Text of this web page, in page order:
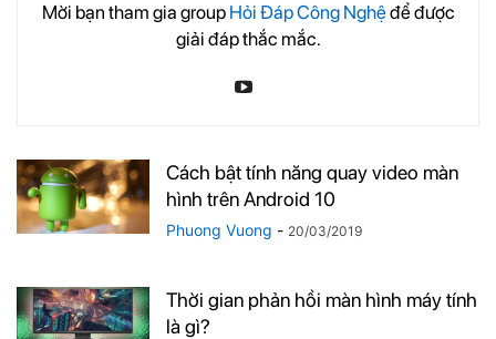
Mời bạn tham gia group Hỏi Đáp Công Nghệđể được
giải đáp thắc mắc.
Cách bật tính năng quay video màn
hình trên Android 10
Phuong Vuong - 20/03/2019
Thời gian phản hồi màn hình máy tính
là gì?